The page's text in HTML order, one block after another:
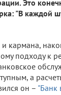
Это
"В каждой
кармана,
подходу к
а
он – "Банк